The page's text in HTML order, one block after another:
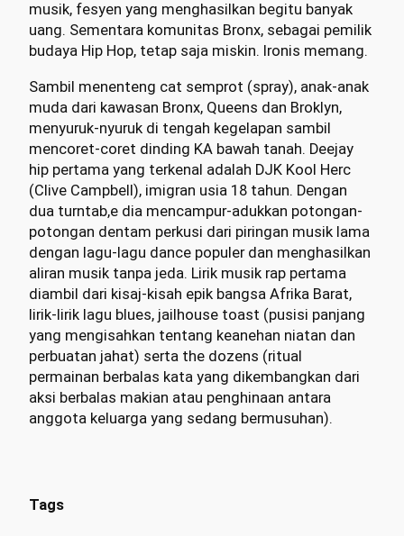
musik, fesyen yang menghasilkan begitu banyak
uang. Sementara komunitas Bronx, sebagai pemilik
budaya Hip Hop, tetap saja miskin. Ironis memang.
Sambil menenteng cat semprot (spray), anak-anak
muda dari kawasan Bronx, Queens dan Broklyn,
menyuruk-nyuruk di tengah kegelapan sambil
mencoret-coret dinding KA bawah tanah. Deejay
hip pertama yang terkenal adalah DJK Kool Herc
(Clive Campbell), imigran usia 18 tahun. Dengan
dua turntab,e dia mencampur-adukkan potongan-
potongan dentam perkusi dari piringan musik lama
dengan lagu-lagu dance populer dan menghasilkan
aliran musik tanpa jeda. Lirik musik rap pertama
diambil dari kisaj-kisah epik bangsa Afrika Barat,
lirik-lirik lagu blues, jailhouse toast (pusisi panjang
yang mengisahkan tentang keanehan niatan dan
perbuatan jahat) serta the dozens (ritual
permainan berbalas kata yang dikembangkan dari
aksi berbalas makian atau penghinaan antara
anggota keluarga yang sedang bermusuhan).
Tags